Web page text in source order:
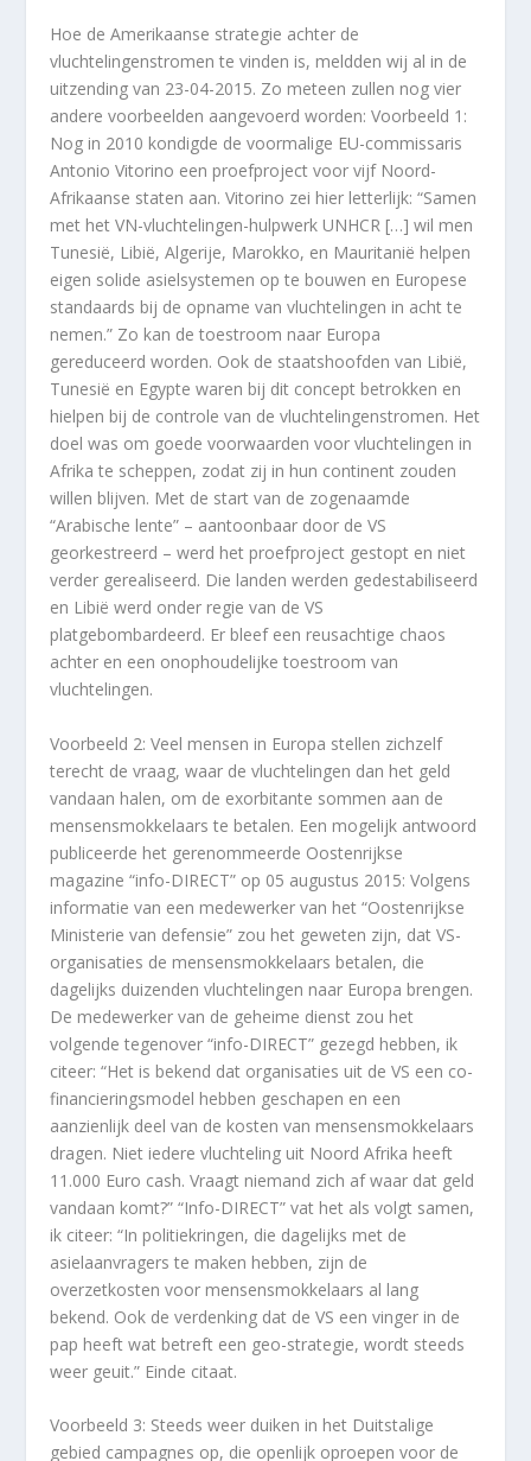
Hoe de Amerikaanse strategie achter de
vluchtelingenstromen te vinden is, meldden wij al in de
uitzending van 23-04-2015. Zo meteen zullen nog vier
andere voorbeelden aangevoerd worden: Voorbeeld 1:
Nog in 2010 kondigde de voormalige EU-commissaris
Antonio Vitorino een proefproject voor vijf Noord-
Afrikaanse staten aan. Vitorino zei hier letterlijk: “Samen
met het VN-vluchtelingen-hulpwerk UNHCR […] wil men
Tunesië, Libië, Algerije, Marokko, en Mauritanië helpen
eigen solide asielsystemen op te bouwen en Europese
standaards bij de opname van vluchtelingen in acht te
nemen.” Zo kan de toestroom naar Europa
gereduceerd worden. Ook de staatshoofden van Libië,
Tunesië en Egypte waren bij dit concept betrokken en
hielpen bij de controle van de vluchtelingenstromen. Het
doel was om goede voorwaarden voor vluchtelingen in
Afrika te scheppen, zodat zij in hun continent zouden
willen blijven. Met de start van de zogenaamde
“Arabische lente” – aantoonbaar door de VS
georkestreerd – werd het proefproject gestopt en niet
verder gerealiseerd. Die landen werden gedestabiliseerd
en Libië werd onder regie van de VS
platgebombardeerd. Er bleef een reusachtige chaos
achter en een onophoudelijke toestroom van
vluchtelingen.
Voorbeeld 2: Veel mensen in Europa stellen zichzelf
terecht de vraag, waar de vluchtelingen dan het geld
vandaan halen, om de exorbitante sommen aan de
mensensmokkelaars te betalen. Een mogelijk antwoord
publiceerde het gerenommeerde Oostenrijkse
magazine “info-DIRECT” op 05 augustus 2015: Volgens
informatie van een medewerker van het “Oostenrijkse
Ministerie van defensie” zou het geweten zijn, dat VS-
organisaties de mensensmokkelaars betalen, die
dagelijks duizenden vluchtelingen naar Europa brengen.
De medewerker van de geheime dienst zou het
volgende tegenover “info-DIRECT” gezegd hebben, ik
citeer: “Het is bekend dat organisaties uit de VS een co-
financieringsmodel hebben geschapen en een
aanzienlijk deel van de kosten van mensensmokkelaars
dragen. Niet iedere vluchteling uit Noord Afrika heeft
11.000 Euro cash. Vraagt niemand zich af waar dat geld
vandaan komt?” “Info-DIRECT” vat het als volgt samen,
ik citeer: “In politiekringen, die dagelijks met de
asielaanvragers te maken hebben, zijn de
overzetkosten voor mensensmokkelaars al lang
bekend. Ook de verdenking dat de VS een vinger in de
pap heeft wat betreft een geo-strategie, wordt steeds
weer geuit.” Einde citaat.
Voorbeeld 3: Steeds weer duiken in het Duitstalige
gebied campagnes op, die openlijk oproepen voor de